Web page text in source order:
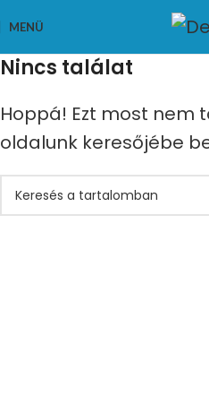
MENÜ
Nincs találat
Hoppá! Ezt most nem
oldalunk keresőjébe